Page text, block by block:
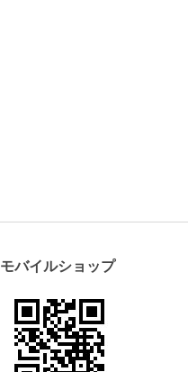
モバイルショップ